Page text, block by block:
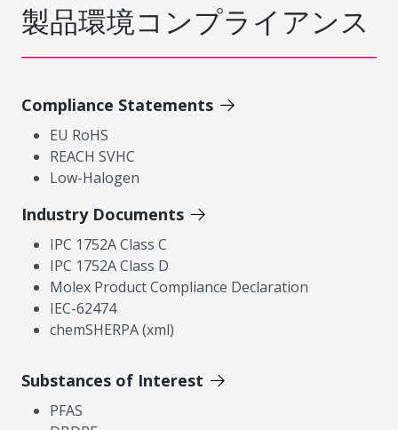
製品環境コンプライアンス
Compliance Statements
EU RoHS
REACH SVHC
Low-Halogen
Industry Documents
IPC 1752A Class C
IPC 1752A Class D
Molex Product Compliance Declaration
IEC-62474
chemSHERPA (xml)
Substances of Interest
PFAS